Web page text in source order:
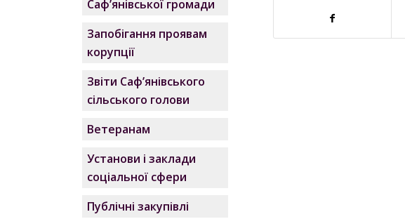
Саф’янівської громади
Запобігання проявам
корупції
Звіти Саф’янівського
сільського голови
Ветеранам
Установи і заклади
соціальної сфери
Публічні закупівлі